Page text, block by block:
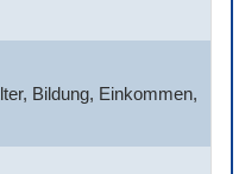
Bildung, Einkommen,